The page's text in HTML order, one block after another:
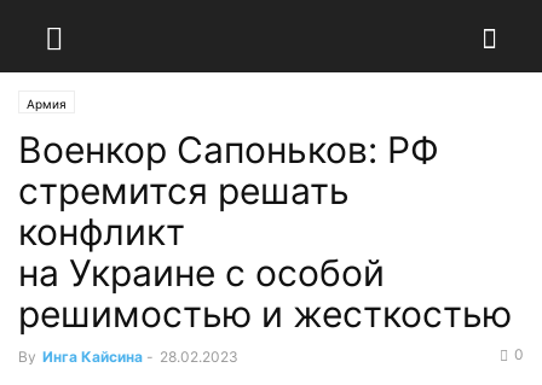
Армия
Военкор Сапоньков: РФ
стремится решать
конфликт
на Украине с особой
решимостью и жесткостью
By Инга Кайсина - 28.02.2023 0